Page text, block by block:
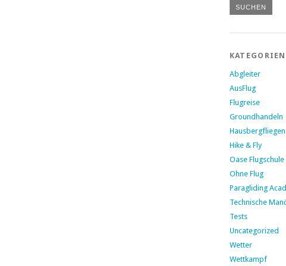
KATEGORIEN
Abgleiter
AusFlug
Flugreise
Groundhandeln
Hausbergfliegen
Hike & Fly
Oase Flugschule
Ohne Flug
Paragliding
Technische
Tests
Uncategorized
Wetter
Wettkampf